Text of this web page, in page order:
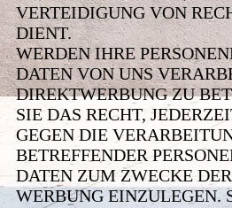
VERTEIDIGUNG VON
DIENT.
WERDEN IHRE
DATEN VON UNS
DIREKTWERBUNG ZU
SIE DAS RECHT,
GEGEN DIE
BETREFFENDER
DATEN ZUM ZWECKE
WERBUNG EINZULEGEN.